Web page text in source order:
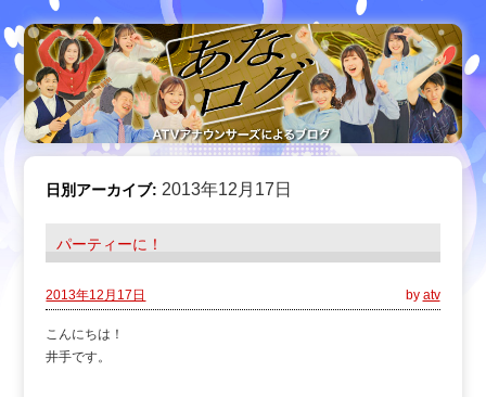
日別アーカイブ:2013年12月17日
パーティーに！
2013年12月17日 by atv
こんにちは！
井手です。